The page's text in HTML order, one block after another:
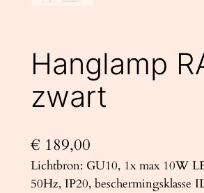
Hanglamp
zwart
€ 189,00
Lichtbron: GU10, 1x max 10W
50Hz, IP20, beschermingsklasse